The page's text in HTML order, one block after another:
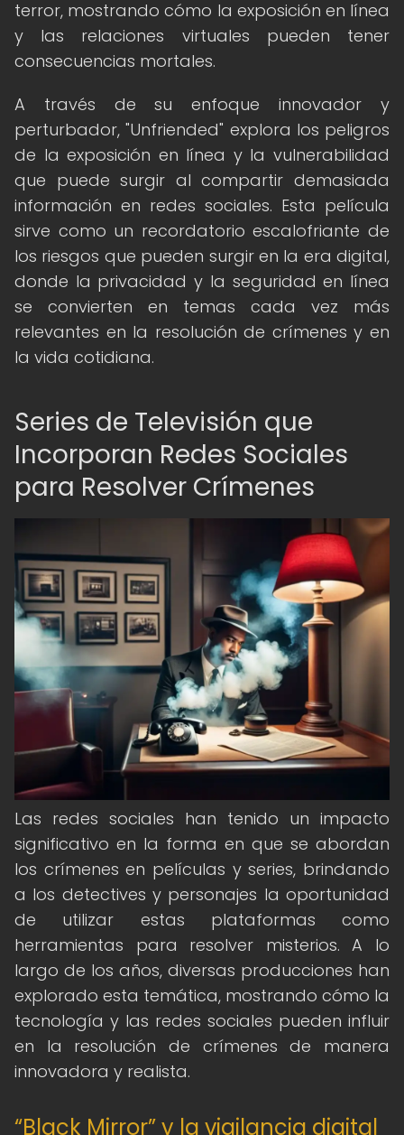
terror, mostrando cómo la exposición en línea
y las relaciones virtuales pueden tener
consecuencias mortales.
A través de su enfoque innovador y
perturbador, "Unfriended" explora los peligros
de la exposición en línea y la vulnerabilidad
que puede surgir al compartir demasiada
información en redes sociales. Esta película
sirve como un recordatorio escalofriante de
los riesgos que pueden surgir en la era digital,
donde la privacidad y la seguridad en línea
se convierten en temas cada vez más
relevantes en la resolución de crímenes y en
la vida cotidiana.
Series de Televisión que
Incorporan Redes Sociales
para Resolver Crímenes
Las redes sociales han tenido un impacto
significativo en la forma en que se abordan
los crímenes en películas y series, brindando
a los detectives y personajes la oportunidad
de utilizar estas plataformas como
herramientas para resolver misterios. A lo
largo de los años, diversas producciones han
explorado esta temática, mostrando cómo la
tecnología y las redes sociales pueden influir
en la resolución de crímenes de manera
innovadora y realista.
“Black Mirror” y la vigilancia digital